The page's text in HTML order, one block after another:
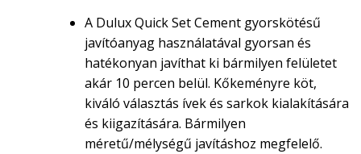
A Dulux Quick Set Cement gyorskötésű
javítóanyag használatával gyorsan és
hatékonyan javíthat ki bármilyen felületet
akár 10 percen belül. Kőkeményre köt,
kiváló választás ívek és sarkok kialakítására
és kiigazítására. Bármilyen
méretű/mélységű javításhoz megfelelő.